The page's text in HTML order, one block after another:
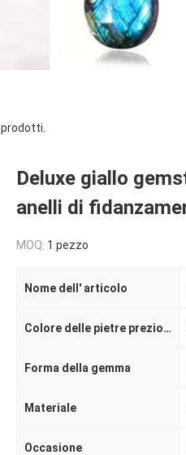
prodotti.
Deluxe giallo
anelli di
MOQ: 1 pezzo
Nome dell' articolo
Colore delle pietre preziose
Forma della gemma
Materiale
Occasione